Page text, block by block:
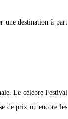
une destination à part
Le célèbre Festival
de prix ou encore les